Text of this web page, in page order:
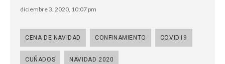
diciembre 3, 2020, 10:07 pm
CENA DE NAVIDAD CONFINAMIENTO COVID19
CUÑADOS NAVIDAD 2020